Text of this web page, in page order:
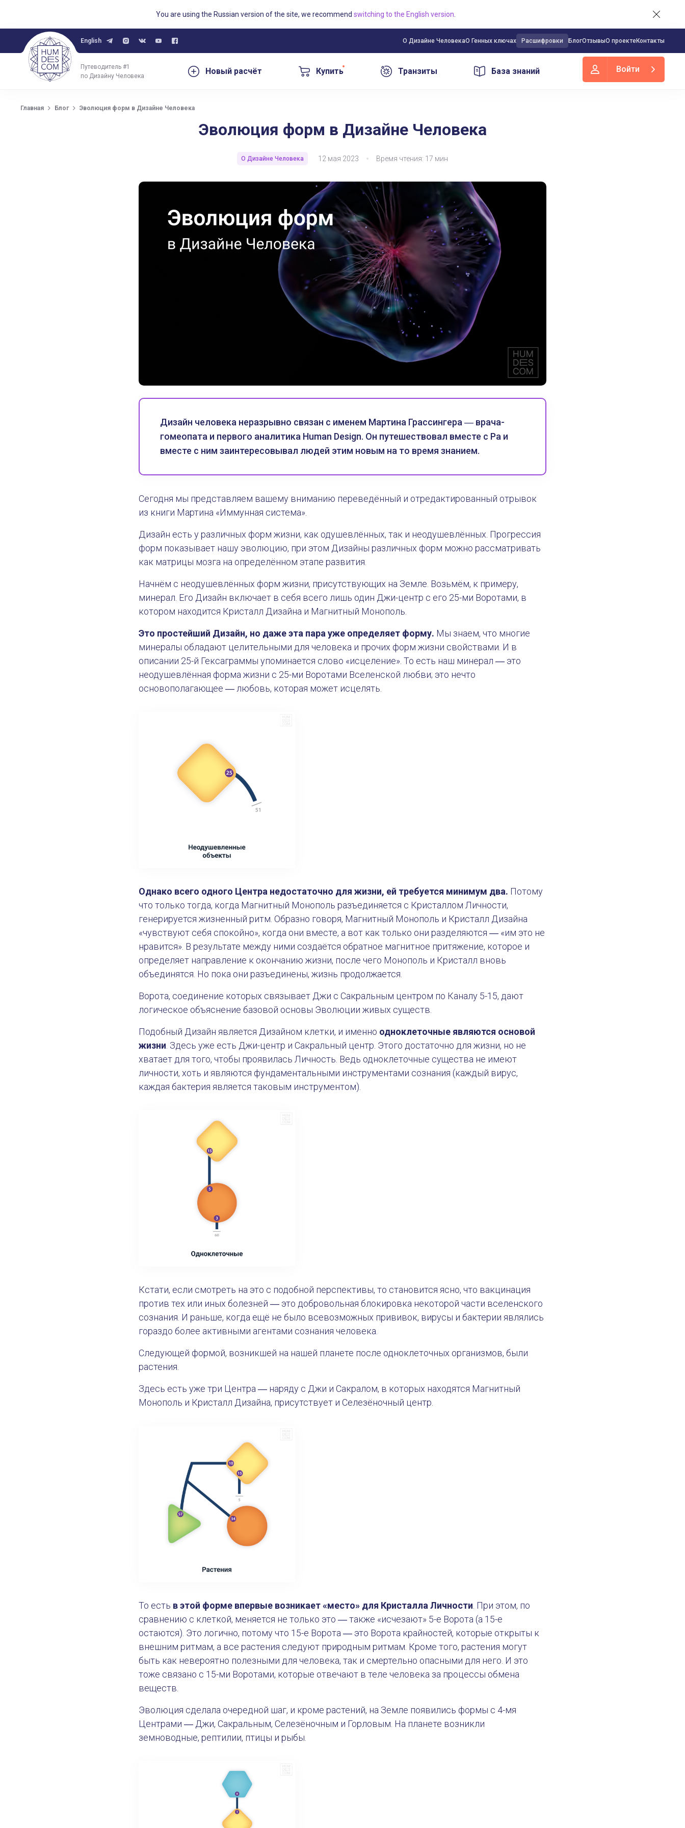
You are using the Russian version of the site, we recommend switching to the English version
English О Дизайне ЧеловекаО Генных ключах Расшифровки БлогОтзывыО проектеКонтакты
Путеводитель #1
по Дизайну Человека
Новый расчёт Купить Транзиты База знаний Войти
Главная Блог Эволюция форм в Дизайне Человека
Эволюция форм в Дизайне Человека
Эволюция форм в Дизайне Человека
О Дизайне Человека 12 мая 2023 Время чтения: 17 мин
Дизайн человека неразрывно связан с именем Мартина Грассингера ― врача-
гомеопата и первого аналитика Human Design. Он путешествовал вместе с Ра и
вместе с ним заинтересовывал людей этим новым на то время знанием.
Сегодня мы представляем вашему вниманию переведённый и отредактированный отрывок
из книги Мартина «Иммунная система».
Дизайн есть у различных форм жизни, как одушевлённых, так и неодушевлённых. Прогрессия
форм показывает нашу эволюцию, при этом Дизайны различных форм можно рассматривать
как матрицы мозга на определённом этапе развития.
Начнём с неодушевлённых форм жизни, присутствующих на Земле. Возьмём, к примеру,
минерал. Его Дизайн включает в себя всего лишь один Джи-центр с его 25-ми Воротами, в
котором находится Кристалл Дизайна и Магнитный Монополь.
Это простейший Дизайн, но даже эта пара уже определяет форму. Мы знаем, что многие
минералы обладают целительными для человека и прочих форм жизни свойствами. И в
описании 25-й Гексаграммы упоминается слово «исцеление». То есть наш минерал ― это
неодушевлённая форма жизни с 25-ми Воротами Вселенской любви; это нечто
основополагающее ― любовь, которая может исцелять.
Однако всего одного Центра недостаточно для жизни, ей требуется минимум два. Потому
что только тогда, когда Магнитный Монополь разъединяется с Кристаллом Личности,
генерируется жизненный ритм. Образно говоря, Магнитный Монополь и Кристалл Дизайна
«чувствуют себя спокойно», когда они вместе, а вот как только они разделяются ― «им это не
нравится». В результате между ними создаётся обратное магнитное притяжение, которое и
определяет направление к окончанию жизни, после чего Монополь и Кристалл вновь
объединятся. Но пока они разъединены, жизнь продолжается.
Ворота, соединение которых связывает Джи с Сакральным центром по Каналу 5-15, дают
логическое объяснение базовой основы Эволюции живых существ.
Подобный Дизайн является Дизайном клетки, и именно одноклеточные являются основой
жизни . Здесь уже есть Джи-центр и Сакральный центр. Этого достаточно для жизни, но не
хватает для того, чтобы проявилась Личность. Ведь одноклеточные существа не имеют
личности, хоть и являются фундаментальными инструментами сознания (каждый вирус,
каждая бактерия является таковым инструментом).
Кстати, если смотреть на это с подобной перспективы, то становится ясно, что вакцинация
против тех или иных болезней ― это добровольная блокировка некоторой части вселенского
сознания. И раньше, когда ещё не было всевозможных прививок, вирусы и бактерии являлись
гораздо более активными агентами сознания человека.
Следующей формой, возникшей на нашей планете после одноклеточных организмов, были
растения.
Здесь есть уже три Центра ― наряду с Джи и Сакралом, в которых находятся Магнитный
Монополь и Кристалл Дизайна, присутствует и Селезёночный центр.
То есть в этой форме впервые возникает «место» для Кристалла Личности . При этом, по
сравнению с клеткой, меняется не только это ― также «исчезают» 5-е Ворота (а 15-е
остаются). Это логично, потому что 15-е Ворота ― это Ворота крайностей, которые открыты к
внешним ритмам, а все растения следуют природным ритмам. Кроме того, растения могут
быть как невероятно полезными для человека, так и смертельно опасными для него. И это
тоже связано с 15-ми Воротами, которые отвечают в теле человека за процессы обмена
веществ.
Эволюция сделала очередной шаг, и кроме растений, на Земле появились формы с 4-мя
Центрами ― Джи, Сакральным, Селезёночным и Горловым. На планете возникли
земноводные, рептилии, птицы и рыбы.